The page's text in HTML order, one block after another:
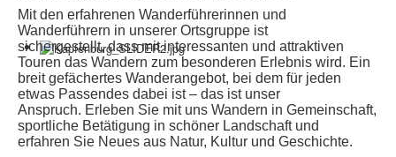
Mit den erfahrenen Wanderführerinnen und
Wanderführern in unserer Ortsgruppe ist
sichergestellt,dass mit interessanten und attraktiven
Touren das Wandern zum besonderen Erlebnis wird. Ein
breitgefächertes Wanderangebot, bei dem für jeden
etwas Passendes dabei ist – das ist unser
Anspruch. Erleben Sie mit uns Wandern in Gemeinschaft,
sportliche Betätigung in schöner Landschaft und
erfahren Sie Neues aus Natur, Kultur und Geschichte.